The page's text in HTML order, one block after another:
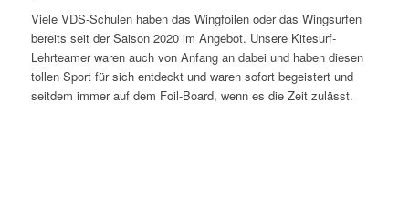
Viele VDS-Schulen haben das Wingfoilen oder das Wingsurfen
bereits seit der Saison 2020 im Angebot. Unsere Kitesurf-
Lehrteamer waren auch von Anfang an dabei und haben diesen
tollen Sport für sich entdeckt und waren sofort begeistert und
seitdem immer auf dem Foil-Board, wenn es die Zeit zulässt.